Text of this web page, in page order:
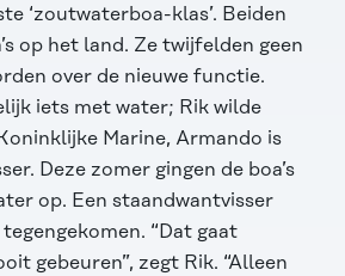
‘zoutwaterboa-klas’. Beiden
op het land. Ze twijfelden geen
over de nieuwe functie.
iets met water; Rik wilde
Marine, Armando is
Deze zomer gingen de boa’s
op. Een staandwantvisser
“Dat gaat
gebeuren”, zegt Rik. “Alleen